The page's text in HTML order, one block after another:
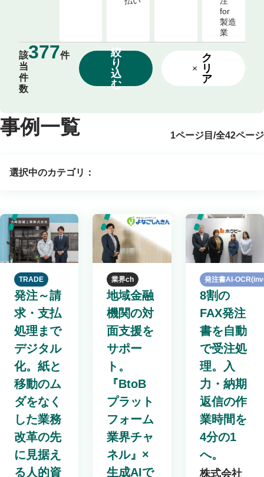
for
製造
業
該
当
件
数
377件
絞
り
込
む
ク
リ
ア
事例一覧 1ページ目 /全42ページ
選択中のカテゴリ：
TRADE
発注～請
求・支払
処理まで
デジタル
化。紙と
移動のム
ダをなく
した業務
改革の先
に見据え
る人的資
業界ch
地域金融
機関の対
面支援を
サポー
ト。
『BtoB
プラット
フォーム
業界チャ
ネル』×
生成AIで
発注書AI-
8割の
FAX発注
書を自動
で受注処
理。入
力・納期
返信の作
業時間を
4分の1
へ。
株式会社